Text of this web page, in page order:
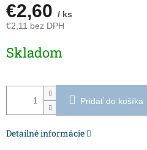
€2,60 / ks
€2,11 bez DPH
cena:
Skladom
Pridať do košíka
Detailné informácie